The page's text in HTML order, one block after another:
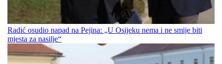
Radić osudio napad na Pejina: „U Osijeku nema i ne smije biti
mjesta za nasilje“